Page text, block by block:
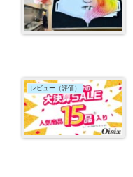
レビュー（評価）